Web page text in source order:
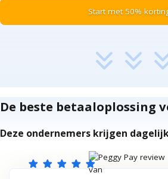
Start met 50%
De beste betaaloplossing
Deze ondernemers krijgen
star star star star star